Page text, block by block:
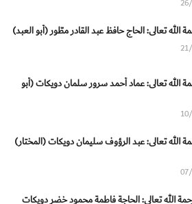
الله تعالى: الحاج حافظ عبد القادر مطّور (أبو العبد)
الله تعالى: عماد أحمد سرور سلمان دويكات (أبو
الله تعالى: عبد الرؤوف سليمان دويكات (المختار)
الله تعالى: الحاجة فاطمة محمود خضر دويكات